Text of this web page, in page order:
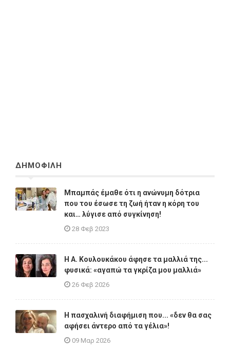
ΔΗΜΟΦΙΛΗ
Μπαμπάς έμαθε ότι η ανώνυμη δότρια
που του έσωσε τη ζωή ήταν η κόρη του
και… λύγισε από συγκίνηση!
28 Φεβ 2023
Η A. Κουλουκάκου άφησε τα μαλλιά της...
φυσικά: «αγαπώ τα γκρίζα μου μαλλιά»
26 Φεβ 2026
Η πασχαλινή διαφήμιση που... «δεν θα σας
αφήσει άντερο από τα γέλια»!
09 Μαρ 2026